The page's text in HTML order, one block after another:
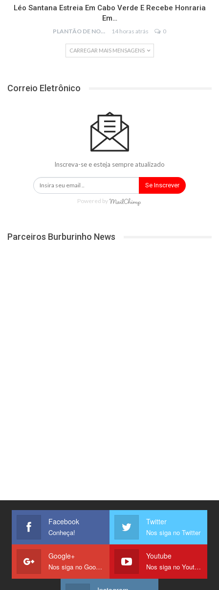
Léo Santana Estreia Em Cabo Verde E Recebe Honraria
Em…
PLANTÃO DE NOTÍCIAS 14 horas atrás 0
CARREGAR MAIS MENSAGENS
Correio Eletrônico
Inscreva-se e esteja sempre atualizado
Se Inscrever
Powered by
Parceiros Burburinho News
Facebook
Conheça!
Twitter
Nos siga no Twitter
Google+
Nos siga no Google +
Youtube
Nos siga no Youtube